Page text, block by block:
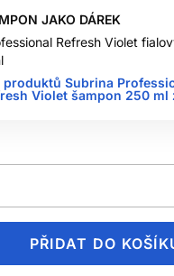
JAKO DÁREK
Refresh Violet
produktů Subrina
Violet šampon 250 ml
PŘIDAT DO